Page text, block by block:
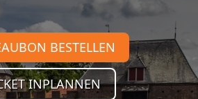
BESTELLEN
INPLANNEN